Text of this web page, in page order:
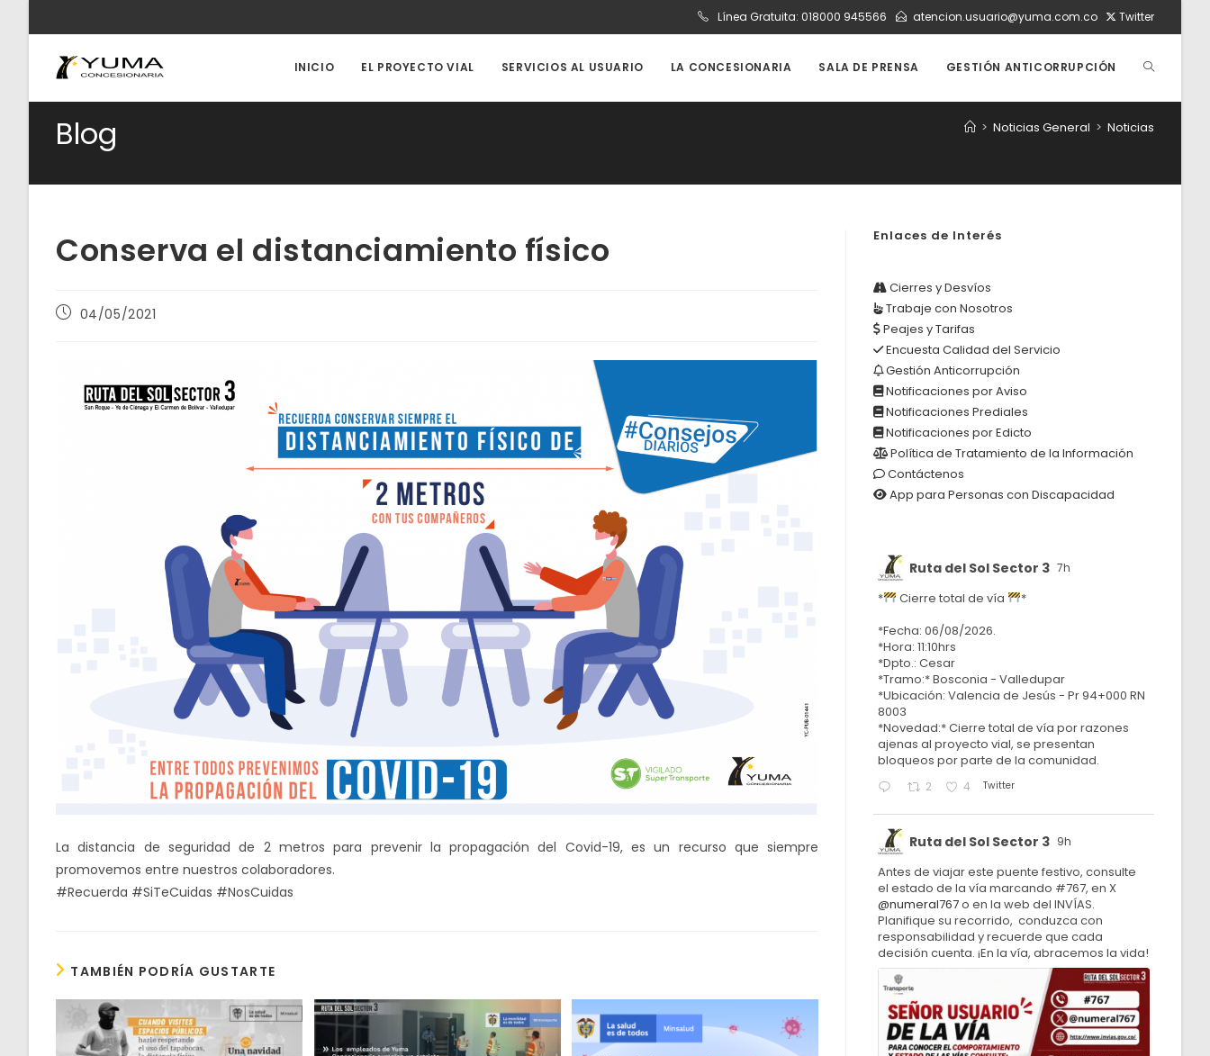
contenido
Línea Gratuita: 018000 945566 atencion.usuario@yuma.com.co Twitter
INICIO EL PROYECTO VIAL SERVICIOS AL USUARIO LA CONCESIONARIA SALA DE PRENSA GESTIÓN ANTICORRUPCIÓN ALTERNAR
BÚSQUEDA
Blog > Noticias General > Noticias
Conserva el distanciamiento físico
Publicación
04/05/2021
La distancia de seguridad de 2 metros para prevenir la propagación del Covid-19, es un recurso que siempre
promovemos entre nuestros colaboradores.
#Recuerda #SiTeCuidas #NosCuidas
TAMBIÉN PODRÍA GUSTARTE
Enlaces de Interés
Cierres y Desvíos
Trabaje con Nosotros
Peajes y Tarifas
Encuesta Calidad del Servicio
Gestión Anticorrupción
Notificaciones por Aviso
Notificaciones Prediales
Notificaciones por Edicto
Política de Tratamiento de la Información
Contáctenos
App para Personas con Discapacidad
Ruta del Sol Sector 3 7h
* Cierre total de vía
*
*Fecha: 06/08/2026.
*Hora: 11:10hrs
*Dpto.: Cesar
*Tramo:* Bosconia - Valledupar
*Ubicación: Valencia de Jesús - Pr 94+000 RN
8003
*Novedad:* Cierre total de vía por razones
ajenas al proyecto vial, se presentan
bloqueos por parte de la comunidad.
2 4 Twitter
Ruta del Sol Sector 3 9h
Antes de viajar este puente festivo, consulte
el estado de la vía marcando #767, en X
@numeral767o en la web del INVÍAS.
Planifique su recorrido, conduzca con
responsabilidad y recuerde que cada
decisión cuenta. ¡En la vía, abracemos la vida!